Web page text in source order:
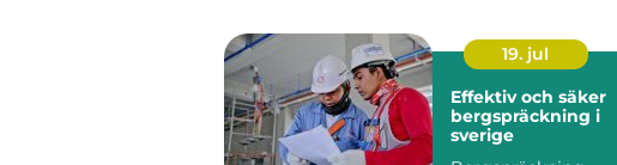
19. jul
Effektiv och säker
bergspräckning i
sverige